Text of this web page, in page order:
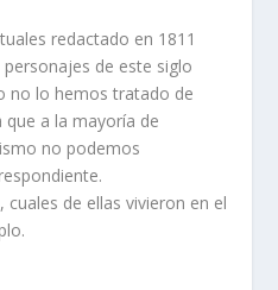
redactado en 1811
de este siglo
no lo hemos tratado de
a la mayoría de
no podemos
de ellas vivieron en el